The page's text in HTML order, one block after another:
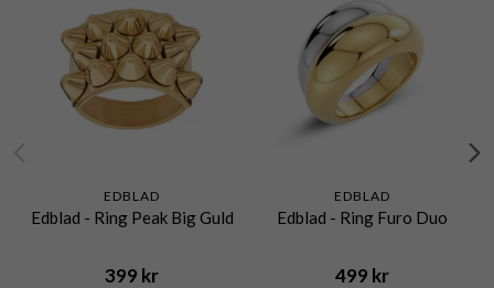
EDBLAD
Edblad - Ring Peak Big Guld
399 kr
EDBLAD
Edblad - Ring Furo Duo
499 kr